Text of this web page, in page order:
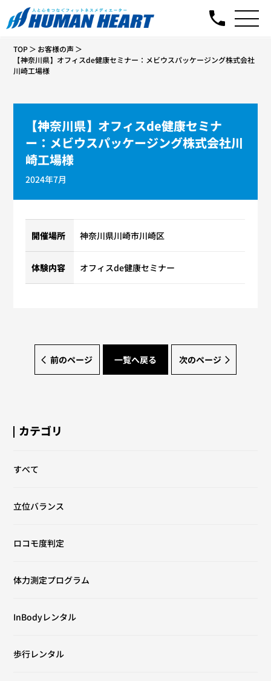
TOP
お客様の声
【神奈川県】オフィスde健康セミナー：メビウスパッケージング株式会社
川崎工場様
【神奈川県】オフィスde健康セミナ
ー：メビウスパッケージング株式会社川
崎工場様
2024年7月
開催場所 神奈川県川崎市川崎区
体験内容 オフィスde健康セミナー
前のページ 一覧へ戻る 次のページ
カテゴリ
すべて
立位バランス
ロコモ度判定
体力測定プログラム
InBodyレンタル
歩行レンタル